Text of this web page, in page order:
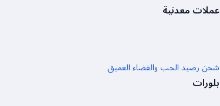
عملات معدنية
شحن رصيد الحب والفضاء العميق
بلورات